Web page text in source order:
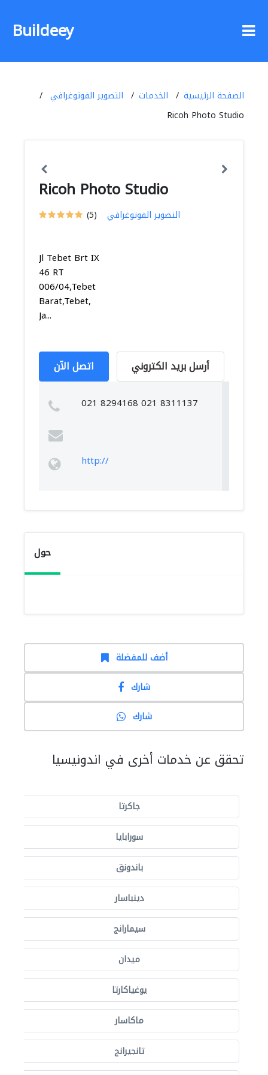
Buildeey
الصفحة الرئيسية الخدمات
التصوير الفوتوغرافي
Ricoh Photo Studio
Ricoh Photo Studio
(5) التصوير الفوتوغرافي
Jl Tebet Brt IX
46 RT
006/04,Tebet
Barat,Tebet,
Ja...
اتصل الآن أرسل بريد الكتروني
021 8294168 021 8311137
http://
حول
أضف للمفضلة
شارك
شارك
تحقق عن خدمات أخرى في اندونيسيا
جاكرتا
سورابايا
باندونق
دينباسار
سيمارانج
ميدان
يوغياكارتا
ماكاسار
تانجيرانج